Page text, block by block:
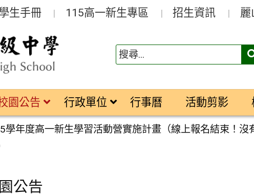
生手冊 115高一新生專區 招生資訊 麗
園公告 行政單位 行事曆 活動剪影
學年度高一新生學習活動營實施計畫（線上報名結束！
公告